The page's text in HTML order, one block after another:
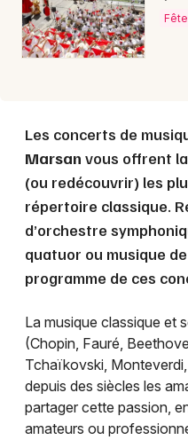
Les concerts de
Marsan vous offrent
(ou redécouvrir) les
répertoire classique.
d’orchestre
quatuor ou musique
programme de ces
La musique classique et
(Chopin, Fauré,
Tchaïkovski,
depuis des siècles les
partager cette passion,
amateurs ou